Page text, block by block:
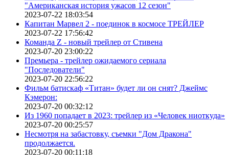
"Американская история ужасов 12 сезон"
2023-07-22 18:03:54
Капитан Марвел 2 - поединок в космосе ТРЕЙЛЕР
2023-07-22 17:56:42
Команда Z - новый трейлер от Стивена
2023-07-20 23:00:22
Премьера - трейлер ожидаемого сериала
"Последователи"
2023-07-20 22:56:22
Фильм батискаф «Титан» будет ли он снят? Джеймс
Кэмерон:
2023-07-20 00:32:12
Из 1960 попадает в 2023: трейлер из «Человек ниоткуда»
2023-07-20 00:25:57
Несмотря на забастовку, съемки "Дом Дракона"
продолжается.
2023-07-20 00:11:18